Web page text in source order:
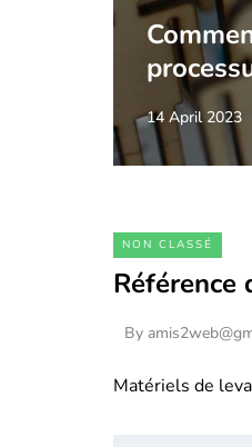
14 April 2023
NON CLASSÉ
Référence
By
Matériels de